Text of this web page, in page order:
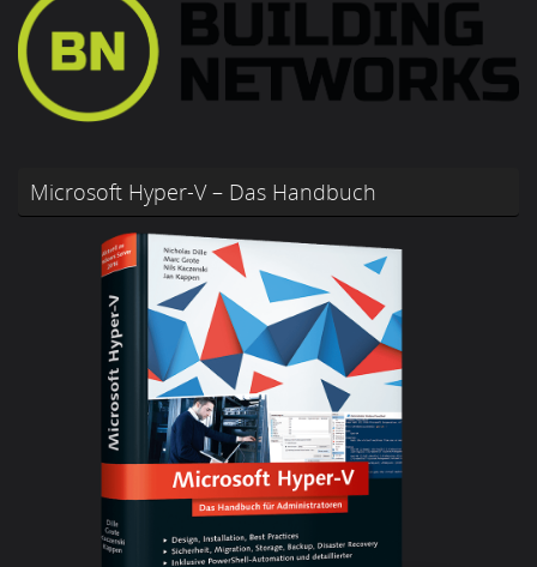
Microsoft Hyper-V – Das Handbuch